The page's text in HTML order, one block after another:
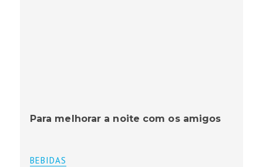
Para melhorar a noite com os amigos
BEBIDAS